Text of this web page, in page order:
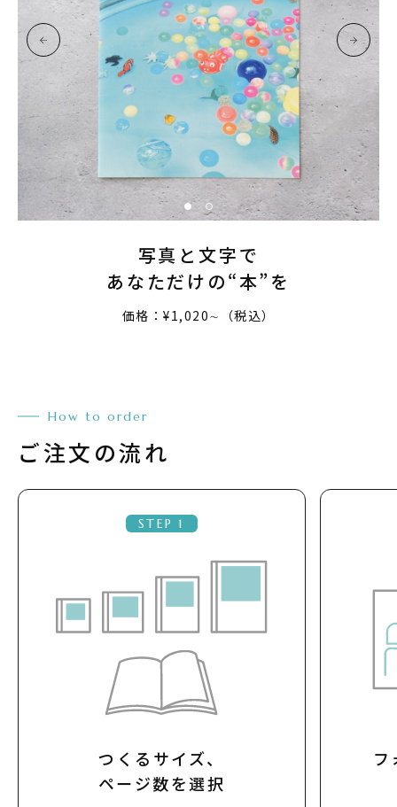
写真と文字で
あなただけの“本”を
価格：¥1,020∼（税込）
How to order
ご注文の流れ
STEP 1
つくるサイズ、
ページ数を選択
フ